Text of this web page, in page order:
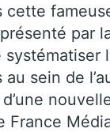
cette
par
sein de
France